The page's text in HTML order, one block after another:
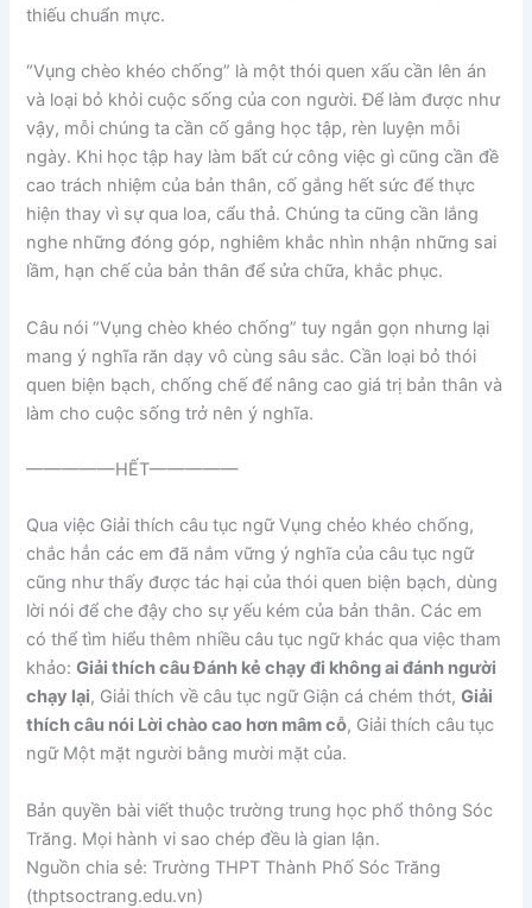
thiếu chuẩn mực.
“Vụng chèo khéo chống” là một thói quen xấu cần lên án
và loại bỏ khỏi cuộc sống của con người. Để làm được như
vậy, mỗi chúng ta cần cố gắng học tập, rèn luyện mỗi
ngày. Khi học tập hay làm bất cứ công việc gì cũng cần đề
cao trách nhiệm của bản thân, cố gắng hết sức để thực
hiện thay vì sự qua loa, cẩu thả. Chúng ta cũng cần lắng
nghe những đóng góp, nghiêm khắc nhìn nhận những sai
lầm, hạn chế của bản thân để sửa chữa, khắc phục.
Câu nói “Vụng chèo khéo chống” tuy ngắn gọn nhưng lại
mang ý nghĩa răn dạy vô cùng sâu sắc. Cần loại bỏ thói
quen biện bạch, chống chế để nâng cao giá trị bản thân và
làm cho cuộc sống trở nên ý nghĩa.
—————HẾT—————
Qua việc Giải thích câu tục ngữ Vụng chẻo khéo chống,
chắc hẳn các em đã nắm vững ý nghĩa của câu tục ngữ
cũng như thấy được tác hại của thói quen biện bạch, dùng
lời nói để che đậy cho sự yếu kém của bản thân. Các em
có thể tìm hiểu thêm nhiều câu tục ngữ khác qua việc tham
khảo:Giải thích câu Đánh kẻ chạy đi không ai đánh người
chạy lại, Giải thích về câu tục ngữ Giận cá chém thớt,Giải
thích câu nói Lời chào cao hơn mâm cỗ, Giải thích câu tục
ngữ Một mặt người bằng mười mặt của.
Bản quyền bài viết thuộc trường trung học phổ thông Sóc
Trăng. Mọi hành vi sao chép đều là gian lận.
Nguồn chia sẻ: Trường THPT Thành Phố Sóc Trăng
(thptsoctrang.edu.vn)